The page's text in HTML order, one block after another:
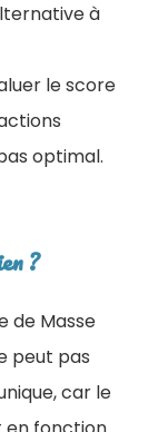
à
le score
optimal.
?
de Masse
peut pas
car le